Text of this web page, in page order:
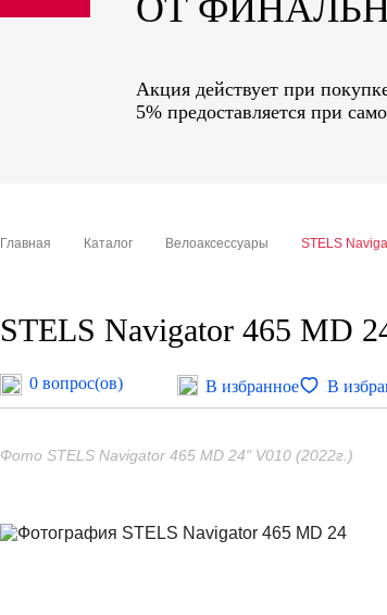
sale
ОТ
Акция действует при
5% предоставляется при
Главная Каталог Велоаксессуары STELS
STELS Navigator 465 MD
0 вопрос(ов) В избранное В
Фото STELS Navigator 465 MD 24" V010 (2022г.)